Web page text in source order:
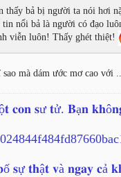
thấy bả bị người ta nói hơi
nổi bả là người có đạo
viễn luôn! Thấy ghét thiệt!
mà dám ước mơ cao với
𝐜𝐨𝐧 𝐬ư 𝐭ử. 𝐁ạ𝐧
𝐬ự 𝐭𝐡ậ𝐭 𝐯à 𝐧𝐠𝐚𝐲 𝐜ả